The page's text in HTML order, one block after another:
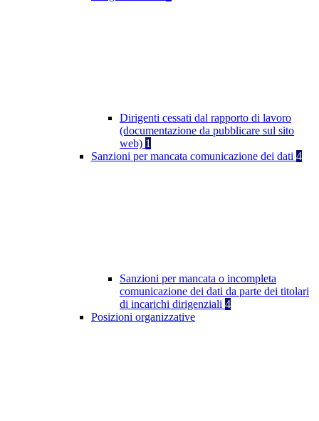
Dirigenti cessati dal rapporto di lavoro
(documentazione da pubblicare sul sito
web) 1
Sanzioni per mancata comunicazione dei dati 4
Sanzioni per mancata o incompleta
comunicazione dei dati da parte dei titolari
di incarichi dirigenziali 4
Posizioni organizzative